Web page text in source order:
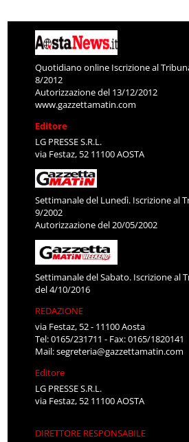
Quotidiano online Iscrizione al
8/2012
Autorizzazione del 13/12/2012
www.gazzettamatin.com
Editore
LG PRESSE S.R.L.
via Festaz, 52 11100 AOSTA
Settimanale del Lunedì. Iscrizione al
9/2002
Autorizzazione del 20/05/2002
Settimanale del Sabato. Iscrizione al
del 4/10/2016
REDAZIONE
via Festaz, 52 - 11100 Aosta
Tel: 0165/231711 - Fax: 0165/1820141
Mail:segreteria@gazzettamatin.com
Editore
LG PRESSE S.R.L.
via Festaz, 52 11100 AOSTA
DIRETTORE RESPONSABILE